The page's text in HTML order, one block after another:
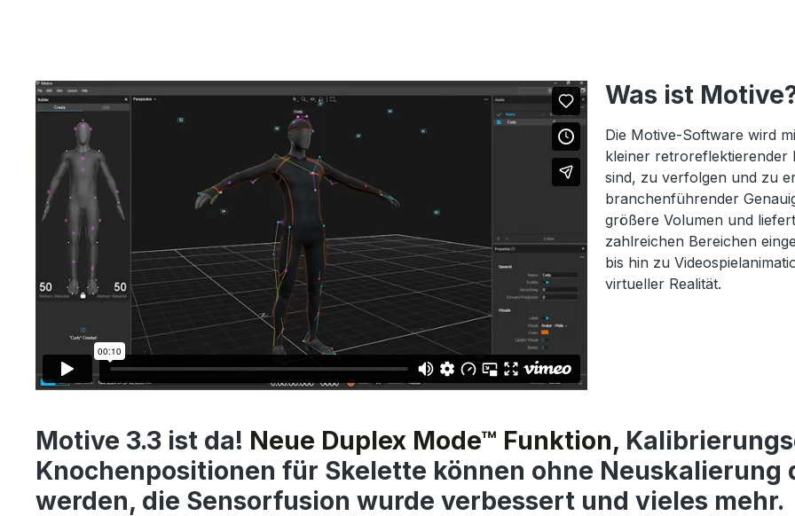
Was ist
Die Motive-Software wird
kleiner retroreflektierender
sind, zu verfolgen und zu
branchenführender
größere Volumen und
zahlreichen Bereichen
bis hin zu
virtueller Realität.
Motive 3.3 ist da! Neue Duplex Mode™ Funktion,
Knochenpositionen für Skelette können ohne
werden, die Sensorfusion wurde verbessert und vieles mehr.